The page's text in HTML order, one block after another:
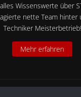
Wissenswerte über
nette Team hinter
Techniker Meisterbetrieb!
Mehr erfahren